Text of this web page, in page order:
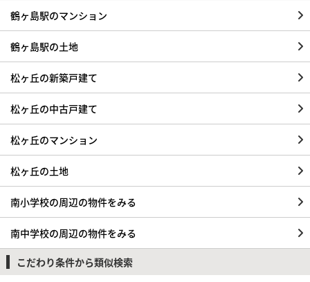
鶴ヶ島駅のマンション
鶴ヶ島駅の土地
松ヶ丘の新築戸建て
松ヶ丘の中古戸建て
松ヶ丘のマンション
松ヶ丘の土地
南小学校の周辺の物件をみる
南中学校の周辺の物件をみる
こだわり条件から類似検索